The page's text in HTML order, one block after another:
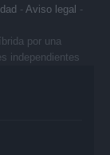
- Aviso legal -
por una
independientes